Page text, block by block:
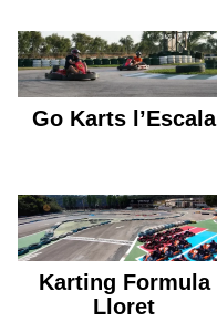
Go Karts l’Escala
Karting Formula
Lloret